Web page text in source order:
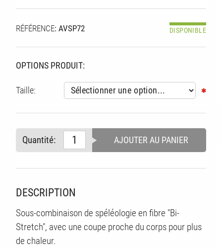
RÉFÉRENCE: AVSP72 DISPONIBLE
OPTIONS PRODUIT:
Taille:
Quantité: AJOUTER AU PANIER
DESCRIPTION
Sous-combinaison de spéléologie en fibre "Bi-
Stretch", avec une coupe proche du corps pour plus
de chaleur.